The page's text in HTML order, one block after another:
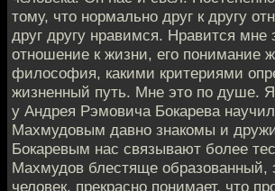
тому, что нормально друг к другу
друг другу нравимся. Нравится мне
отношение к жизни, его понимание
философия, какими критериями
жизненный путь. Мне это по душе.
у Андрея Рэмовича Бокарева
Махмудовым давно знакомы и
Бокаревым нас связывают более
Махмудов блестяще образованный,
человек, прекрасно понимает, что